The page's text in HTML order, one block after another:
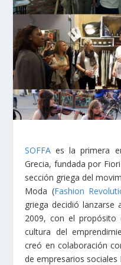
SOFFA es la primera
Grecia, fundada por
sección griega del
Moda (Fashion
griega decidió lanzarse
2009, con el propósito
cultura del
creó en colaboración
de empresarios sociales